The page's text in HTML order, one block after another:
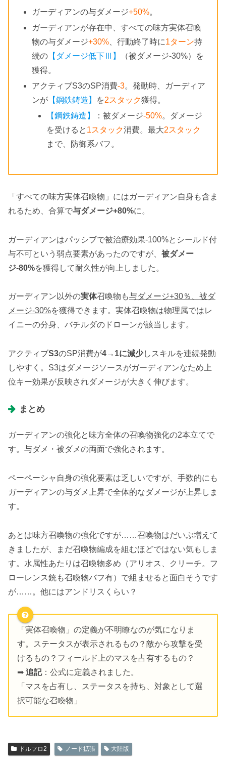
ガーディアンの与ダメージ+50%。
ガーディアンが存在中、すべての味方実体召喚
物の与ダメージ+30% 、行動終了時に1ターン持
続の 【ダメージ低下Ⅲ】
（被ダメージ-30%）を
獲得。
アクティブS3のSP消費-3。発動時、ガーディア
ンが 【鋼鉄鋳造】 を2スタック獲得。
【鋼鉄鋳造】
：被ダメージ-50%。ダメージ
を受けると 1スタック消費。最大2スタック
まで、防御系バフ。
「すべての味方実体召喚物」にはガーディアン自身も含ま
れるため、合算で与ダメージ+80%に。
ガーディアンはパッシブで被治療効果-100%とシールド付
与不可という弱点要素があったのですが、 被ダメー
ジ-80%を獲得して耐久性が向上しました。
ガーディアン以外の実体召喚物も与ダメージ+30％、被ダ
メージ-30%を獲得できます。実体召喚物は物理属ではレ
イニーの分身、バチルダのドローンが該当します。
アクティブS3のSP消費が4→1に減少しスキルを連続発動
しやすく。S3はダメージソースがガーディアンなため上
位キー効果が反映されダメージが大きく伸びます。
まとめ
ガーディアンの強化と味方全体の召喚物強化の2本立てで
す。与ダメ・被ダメの両面で強化されます。
ペーペーシャ自身の強化要素は乏しいですが、手数的にも
ガーディアンの与ダメ上昇で全体的なダメージが上昇しま
す。
あとは味方召喚物の強化ですが……召喚物はだいぶ増えて
きましたが、まだ召喚物編成を組むほどではない気もしま
す。水属性あたりは召喚物多め（アリオス、クリーチ。フ
ローレンス銃も召喚物バフ有）で組ませると面白そうです
が……。他にはアンドリスくらい？
「実体召喚物」の定義が不明瞭なのが気になりま
す。ステータスが表示されるもの？敵から攻撃を受
けるもの？フィールド上のマスを占有するもの？
➡ 追記：公式に定義されました。
「マスを占有し、ステータスを持ち、対象として選
択可能な召喚物」
ドルフロ2 ノード拡張 大陸版